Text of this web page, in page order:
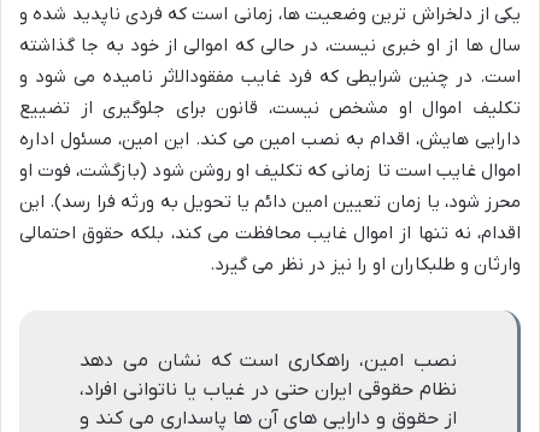
یکی از دلخراش ترین وضعیت ها، زمانی است که فردی ناپدید شده و
سال ها از او خبری نیست، در حالی که اموالی از خود به جا گذاشته
است. در چنین شرایطی که فرد غایب مفقودالاثر نامیده می شود و
تکلیف اموال او مشخص نیست، قانون برای جلوگیری از تضییع
دارایی هایش، اقدام به نصب امین می کند. این امین، مسئول اداره
اموال غایب است تا زمانی که تکلیف او روشن شود (بازگشت، فوت او
محرز شود، یا زمان تعیین امین دائم یا تحویل به ورثه فرا رسد). این
اقدام، نه تنها از اموال غایب محافظت می کند، بلکه حقوق احتمالی
وارثان و طلبکاران او را نیز در نظر می گیرد.
نصب امین، راهکاری است که نشان می دهد
نظام حقوقی ایران حتی در غیاب یا ناتوانی افراد،
از حقوق و دارایی های آن ها پاسداری می کند و